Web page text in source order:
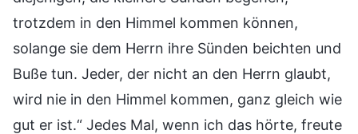
trotzdem in den Himmel kommen können,
solange sie dem Herrn ihre Sünden beichten und
Buße tun. Jeder, der nicht an den Herrn glaubt,
wird nie in den Himmel kommen, ganz gleich wie
gut er ist.“ Jedes Mal, wenn ich das hörte, freute